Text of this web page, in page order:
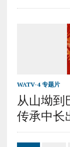
WATV-4 专题片
从山坳
传承中长